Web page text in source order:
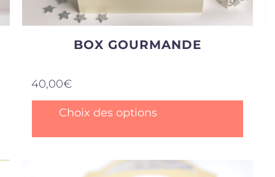
BOX GOURMANDE
40,00€
Choix des options
a
variations.